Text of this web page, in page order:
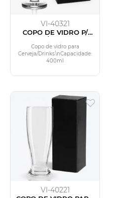
VI-40321
COPO DE VIDRO P/
CERVEJA/DRINKS - 400
ML
Copo de vidro para
Cerveja/Drinks.\nCapacidade:
400ml
VI-40221